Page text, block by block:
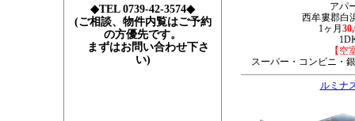
アパ
西牟婁郡白
1ヶ月
【空
スーパー・コンビニ・
ルミナ
◆TEL 0739-42-3574◆
(ご相談、物件内覧はご予約
の方優先です。
まずはお問い合わせ下さ
い)